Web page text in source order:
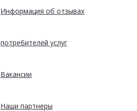
Информация об отзывах
потребителей услуг
Вакансии
Наши партнеры